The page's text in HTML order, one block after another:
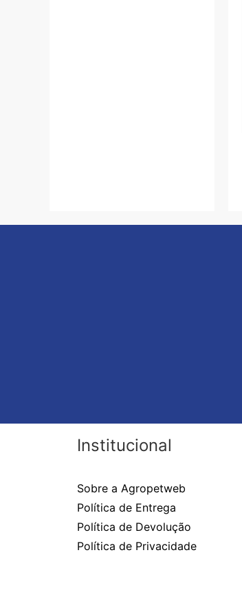
Institucional
Sobre a Agropetweb
Política de Entrega
Política de Devolução
Política de Privacidade